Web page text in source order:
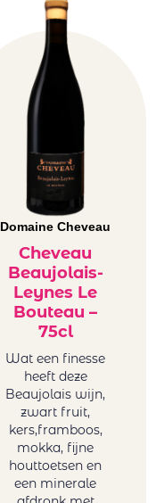
Domaine Cheveau
Cheveau
Beaujolais-
Leynes Le
Bouteau –
75cl
Wat een finesse
heeft deze
Beaujolais wijn,
zwart fruit,
kers,framboos,
mokka, fijne
houttoetsen en
een minerale